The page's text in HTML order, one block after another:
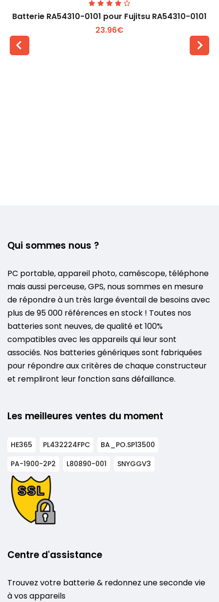
Batterie RA54310-0101 pour Fujitsu RA54310-0101
23.96€
Qui sommes nous ?
PC portable, appareil photo, caméscope, téléphone
mais aussi perceuse, GPS, nous sommes en mesure
de répondre à un très large éventail de besoins avec
plus de 95 000 références en stock ! Toutes nos
batteries sont neuves, de qualité et 100%
compatibles avec les appareils qui leur sont
associés. Nos batteries génériques sont fabriquées
pour répondre aux critères de chaque constructeur
et rempliront leur fonction sans défaillance.
Les meilleures ventes du moment
HE365 PL432224FPC
BA_PO.SP13500
PA-1900-2P2
L80890-001 SNYGGV3
Centre d'assistance
Trouvez votre batterie & redonnez une seconde vie
à vos appareils